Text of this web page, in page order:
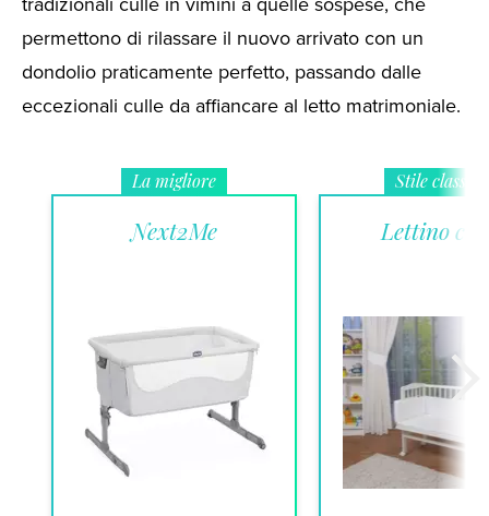
permettono di rilassare il nuovo arrivato con un
dondolio praticamente perfetto, passando dalle
eccezionali culle da affiancare al letto matrimoniale.
La migliore
Next2Me
Stile classico
Lettino